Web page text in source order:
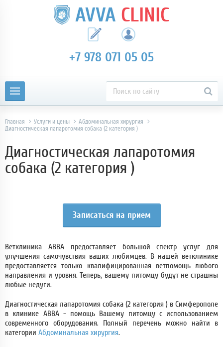
AVVA CLINIC
+7 978 071 05 05
Главная Услуги и цены
Абдоминальная хирургия
Диагностическая лапаротомия собака (2 категория )
Диагностическая лапаротомия
собака (2 категория )
Записаться на прием
Ветклиника АВВА предоставляет большой спектр услуг для
улучшения самочувствия ваших любимцев. В нашей ветклинике
предоставляется только квалифицированная ветпомощь любого
направления и уровня. Теперь, вашему питомцу будут не страшны
любые недуги.
Диагностическая лапаротомия собака (2 категория ) в Симферополе
в клинике АВВА - помощь Вашему питомцу с использованием
современного оборудования. Полный перечень можно найти в
категории Абдоминальная хирургия.